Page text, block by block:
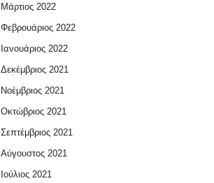
Μάρτιος 2022
Φεβρουάριος 2022
Ιανουάριος 2022
Δεκέμβριος 2021
Νοέμβριος 2021
Οκτώβριος 2021
Σεπτέμβριος 2021
Αύγουστος 2021
Ιούλιος 2021